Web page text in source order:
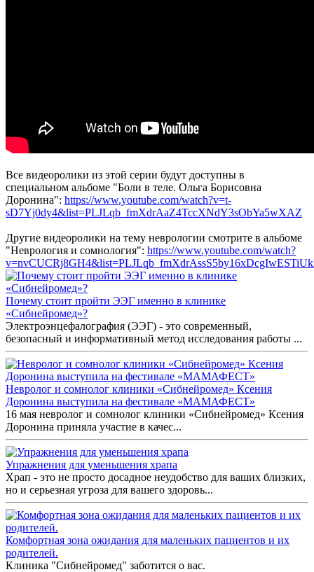
Все видеоролики из этой серии будут доступны в
специальном альбоме "Боли в теле. Ольга Борисовна
Доронина": https://www.youtube.com/watch?v=t-
sD7Yj0dy4&list=PLJLqb_fmXdrAaZ4TccXNdY3sObYa5wXAZ
Другие видеоролики на тему неврологии смотрите в альбоме
"Неврология и сомнология": https://www.youtube.com/watch?
Почему стоит пройти ЭЭГ именно в клинике
«Сибнейромед»?
Электроэнцефалография (ЭЭГ) - это современный,
безопасный и информативный метод исследования работы ...
Невролог и сомнолог клиники «Сибнейромед» Ксения
Доронина выступила на фестивале «МАМАФЕСТ»
16 мая невролог и сомнолог клиники «Сибнейромед» Ксения
Доронина приняла участие в качес...
Упражнения для уменьшения храпа
Храп - это не просто досадное неудобство для ваших близких,
но и серьезная угроза для вашего здоровь...
Комфортная зона ожидания для маленьких пациентов и их
родителей.
Клиника "Сибнейромед" заботится о вас.